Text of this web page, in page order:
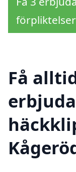
förpliktelser
Få